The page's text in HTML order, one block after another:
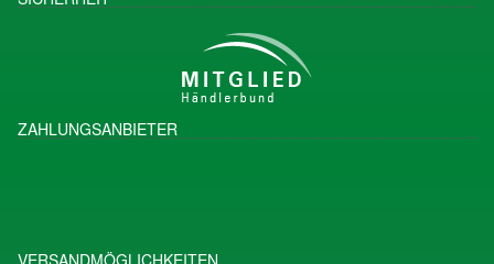
ZAHLUNGSANBIETER
VERSANDMÖGLICHKEITEN